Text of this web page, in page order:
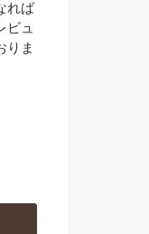
れば
ビュ
りま